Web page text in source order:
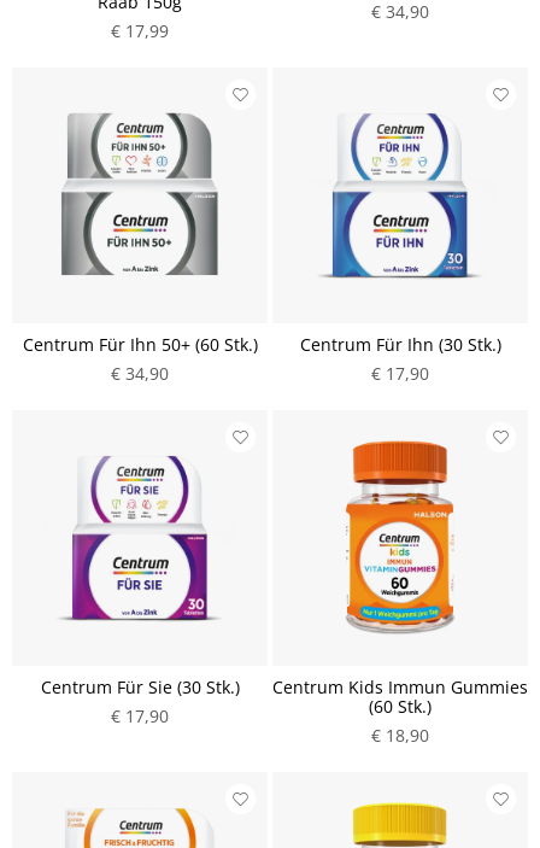
€ 17,99
€ 34,90
Centrum Für Ihn 50+ (60 Stk.)
€ 34,90
Centrum Für Ihn (30 Stk.)
€ 17,90
Centrum Für Sie (30 Stk.)
€ 17,90
Centrum Kids Immun Gummies
(60 Stk.)
€ 18,90